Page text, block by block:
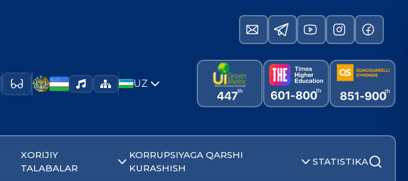
UZ
XORIJIY
TALABALAR
KORRUPSIYAGA QARSHI
KURASHISH
STATISTIKA